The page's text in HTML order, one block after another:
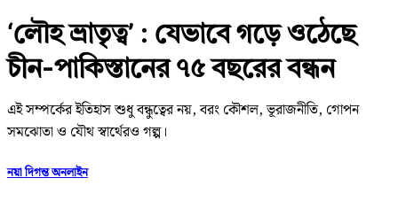
‘লৌহ ভ্রাতৃত্ব’ : যেভাবে গড়ে ওঠেছে
চীন-পাকিস্তানের ৭৫ বছরের বন্ধন
এই সম্পর্কের ইতিহাস শুধু বন্ধুত্বের নয়, বরং কৌশল, ভূরাজনীতি, গোপন
সমঝোতা ও যৌথ স্বার্থেরও গল্প।
নয়া দিগন্ত অনলাইন